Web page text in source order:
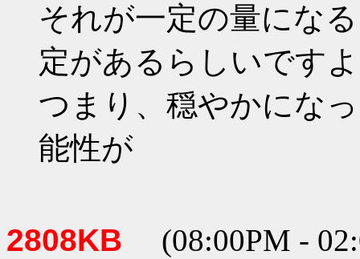
それが一定の量にな
定があるらしいですよ
つまり、穏やかにな
能性が
2808KB (08:00PM -